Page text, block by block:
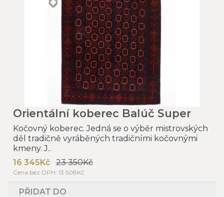
Orientální koberec Balúč Super
Kočovný koberec. Jedná se o výběr mistrovských
děl tradičně vyráběných tradičními kočovnými
kmeny. J..
16 345Kč
23 350Kč
Cena bez DPH: 13 508Kč
PŘIDAT DO